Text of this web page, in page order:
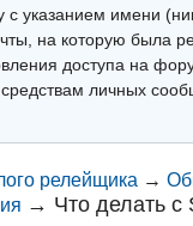
с указанием имени
на которую была
доступа на
личных
релейщика →
→ Что делать